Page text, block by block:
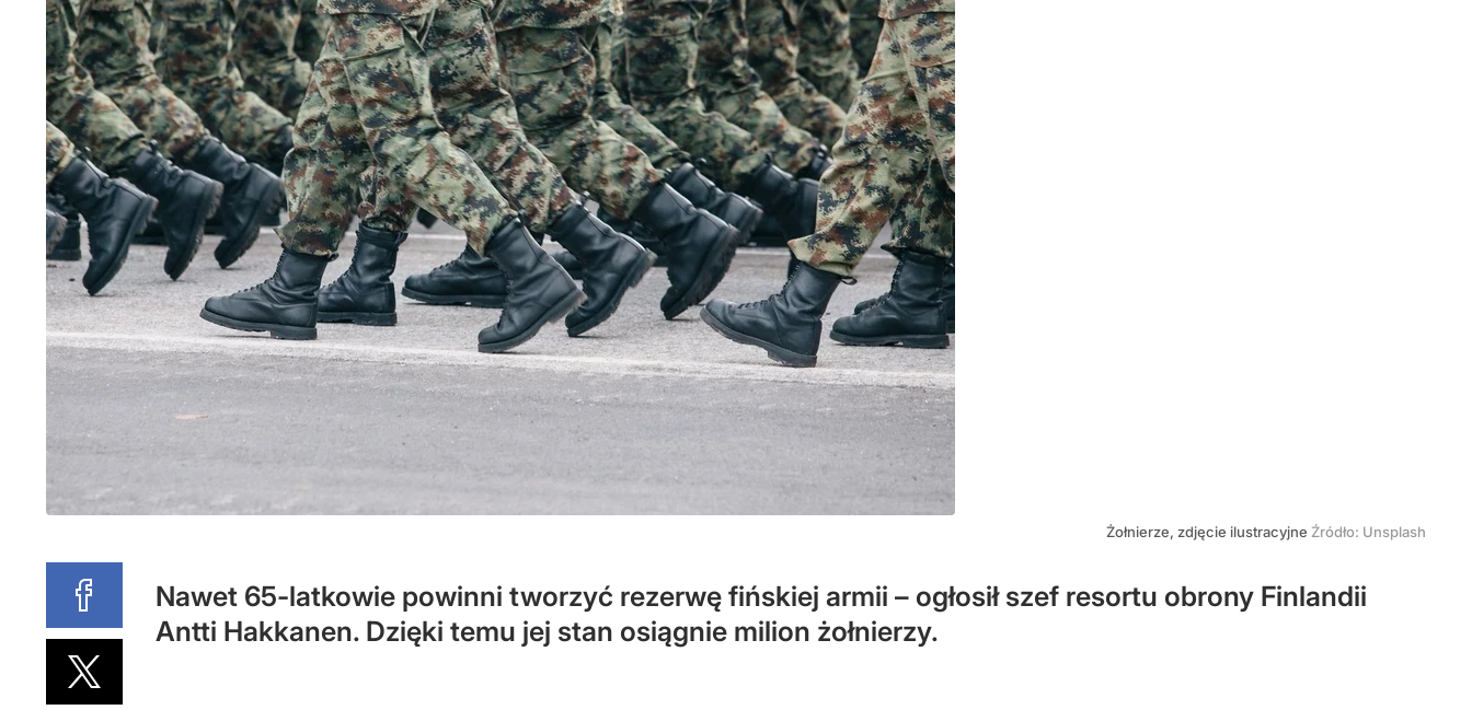
Żołnierze, zdjęcie ilustracyjne Źródło: Unsplash
Nawet 65-latkowie powinni tworzyć rezerwę fińskiej armii – ogłosił szef resortu obrony Finlandii
Antti Hakkanen. Dzięki temu jej stan osiągnie milion żołnierzy.